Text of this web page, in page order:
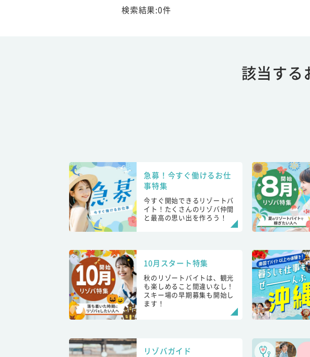
検索結果:0件
該当する
急募！今すぐ働けるお仕
事特集
今すぐ開始できるリゾートバ
イト！たくさんのリゾバ仲間
と最高の思い出を作ろう！
10月スタート特集
秋のリゾートバイトは、観光
も楽しめること間違いなし！
スキー場の早期募集も開始し
ます！
リゾバガイド